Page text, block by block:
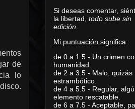
de
lo
Si deseas comentar,
la libertad, todo sube sin
edición
Mi puntuación significa:
de 0 a 1.5 - Un crimen
humanidad.
de 2 a 3.5 - Malo, quizás
estrambótico.
de 4 a 5.5 - Regular,
elemento rescatable.
de 6 a 7.5 - Aceptable,